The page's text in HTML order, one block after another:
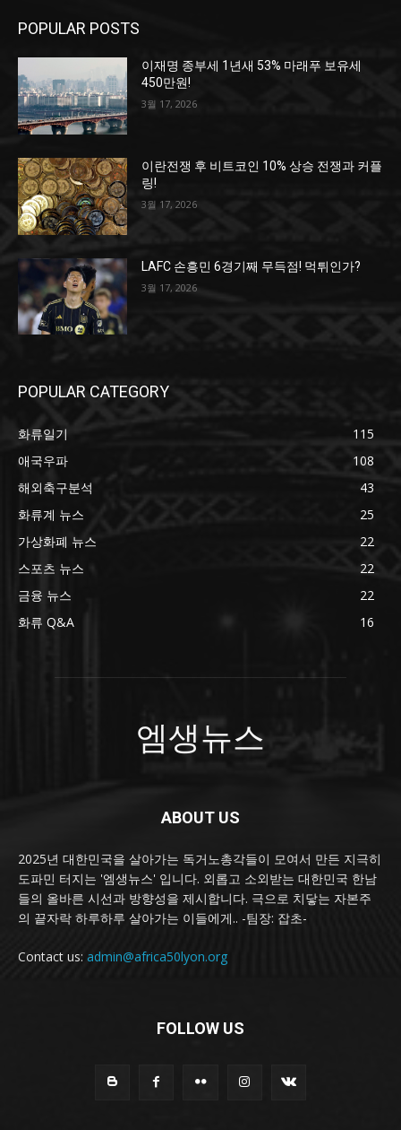
POPULAR POSTS
이재명 종부세 1년새 53% 마래푸 보유세
450만원!
3월 17, 2026
이란전쟁 후 비트코인 10% 상승 전쟁과 커플
링!
3월 17, 2026
LAFC 손흥민 6경기째 무득점! 먹튀인가?
3월 17, 2026
POPULAR CATEGORY
화류일기
115
애국우파
108
해외축구분석
43
화류계 뉴스
25
가상화폐 뉴스
22
스포츠 뉴스
22
금융 뉴스
22
화류 Q&A
16
엠생뉴스
ABOUT US
2025년 대한민국을 살아가는 독거노총각들이 모여서 만든 지극히
도파민 터지는 '엠생뉴스' 입니다. 외롭고 소외받는 대한민국 한남
들의 올바른 시선과 방향성을 제시합니다. 극으로 치닿는 자본주
의 끝자락 하루하루 살아가는 이들에게.. -팀장: 잡초-
Contact us: admin@africa50lyon.org
FOLLOW US